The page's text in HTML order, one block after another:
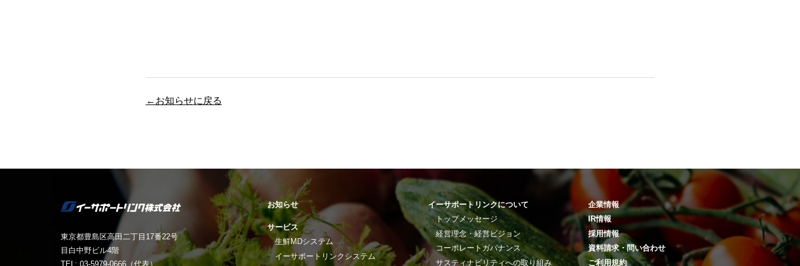
←お知らせに戻る
東京都豊島区高田二丁目17番22号
目白中野ビル4階
TEL: 03-5979-0666（代表）
お知らせ
サービス
生鮮MDシステム
イーサポートリンクシステム
イーサポートリンクについて
トップメッセージ
経営理念・経営ビジョン
コーポレートガバナンス
サスティナビリティへの取り組み
企業情報
IR情報
採用情報
資料請求・問い合わせ
ご利用規約